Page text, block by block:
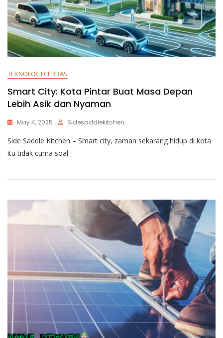
TEKNOLOGI CERDAS
Smart City: Kota Pintar Buat Masa Depan
Lebih Asik dan Nyaman
May 4, 2025 Sidesaddlekitchen
Side Saddle Kitchen – Smart city, zaman sekarang hidup di kota
itu tidak cuma soal